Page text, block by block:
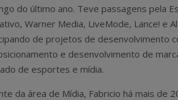
do último ano. Teve passagens pela
Warner Media, LiveMode, Lance! e
de projetos de desenvolvimento
e desenvolvimento de
de esportes e mídia.
da área de Mídia, Fabricio há mais de